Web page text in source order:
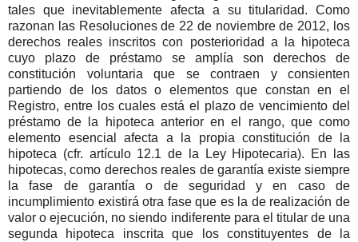
tales que inevitablemente afecta a su titularidad. Como
razonan las Resoluciones de 22 de noviembre de 2012, los
derechos reales inscritos con posterioridad a la hipoteca
cuyo plazo de préstamo se amplía son derechos de
constitución voluntaria que se contraen y consienten
partiendo de los datos o elementos que constan en el
Registro, entre los cuales está el plazo de vencimiento del
préstamo de la hipoteca anterior en el rango, que como
elemento esencial afecta a la propia constitución de la
hipoteca (cfr. artículo 12.1 de la Ley Hipotecaria). En las
hipotecas, como derechos reales de garantía existe siempre
la fase de garantía o de seguridad y en caso de
incumplimiento existirá otra fase que es la de realización de
valor o ejecución, no siendo indiferente para el titular de una
segunda hipoteca inscrita que los constituyentes de la